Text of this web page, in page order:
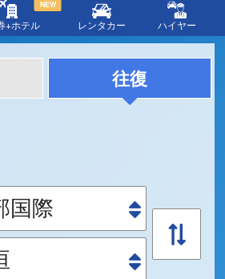
+ホテル
NEW
レンタカー ハイヤー
往復